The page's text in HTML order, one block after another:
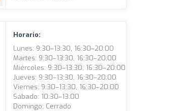
Horario:
Lunes: 9:30–13:30, 16:30–20:00
Martes: 9:30–13:30, 16:30–20:00
Miércoles: 9:30–13:30, 16:30–20:00
Jueves: 9:30–13:30, 16:30–20:00
Viernes: 9:30–13:30, 16:30–20:00
Sábado: 10:30–13:00
Domingo: Cerrado